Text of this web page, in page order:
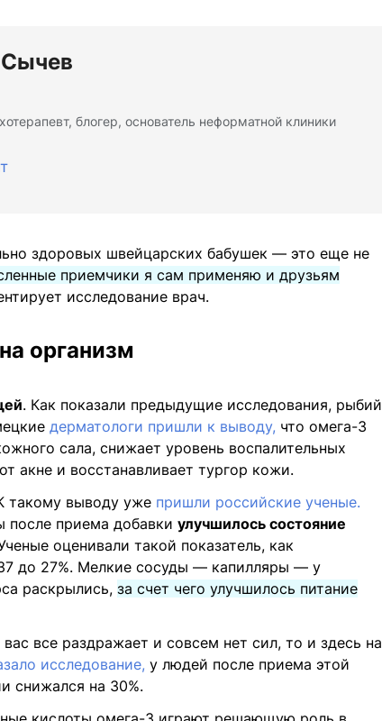
блогер, основатель неформатной клиники
здоровых швейцарских бабушек — это еще не
приемчики я сам применяю и друзьям
исследование врач.
организм
. Как показали предыдущие исследования, рыбий
дерматологи пришли к выводу, что омега-3
сала, снижает уровень воспалительных
акне и восстанавливает тургор кожи.
такому выводу уже пришли российские ученые.
после приема добавки улучшилось состояние
оценивали такой показатель, как
до 27%. Мелкие сосуды — капилляры — у
раскрылись, за счет чего улучшилось питание
вас все раздражает и совсем нет сил, то и здесь на
исследование, у людей после приема этой
снижался на 30%.